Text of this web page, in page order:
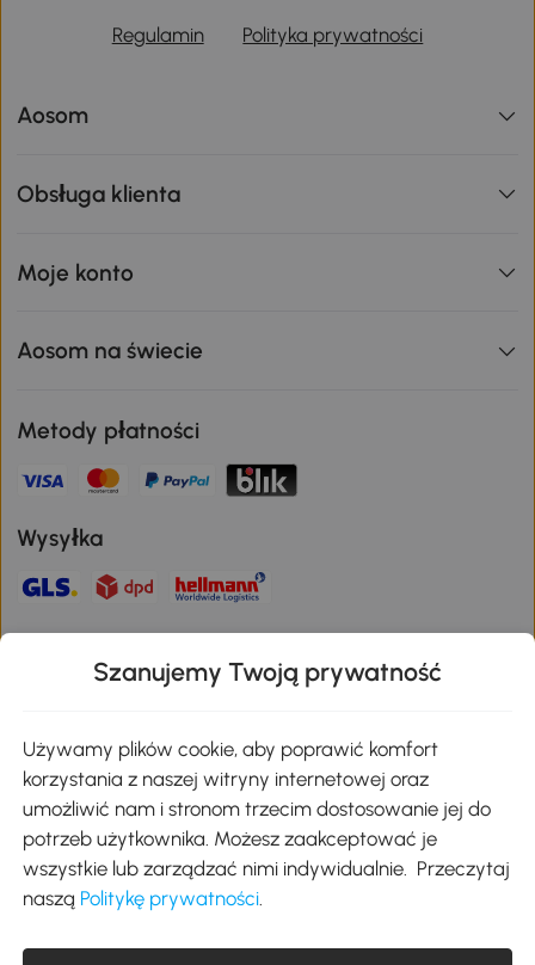
Regulamin Polityka prywatności
Aosom
Obsługa klienta
Moje konto
Aosom na świecie
Metody płatności
Wysyłka
Pobierz aplikację Aosom
Google Play
kontakt@aosom.pl
Szanujemy Twoją prywatność
Używamy plików cookie, aby poprawić komfort
korzystania z naszej witryny internetowej oraz
umożliwić nam i stronom trzecim dostosowanie jej do
potrzeb użytkownika. Możesz zaakceptować je
wszystkie lub zarządzać nimi indywidualnie. Przeczytaj
naszą Politykę prywatności.